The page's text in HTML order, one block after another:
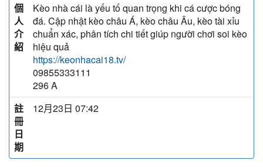
個
人
介
紹
Kèo nhà cái là yếu tố quan trọng khi cá cược bóng
đá. Cập nhật kèo châu Á, kèo châu Âu, kèo tài xỉu
chuẩn xác, phân tích chi tiết giúp người chơi soi kèo
hiệu quả
https://keonhacai18.tv/
09855333111
296 A
註
冊
日
期
12月23日 07:42